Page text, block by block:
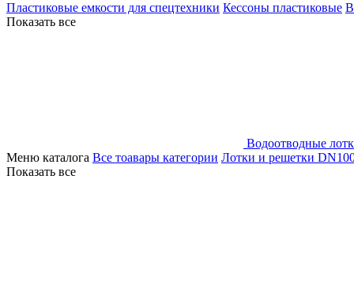
Пластиковые емкости для спецтехники Кессоны пластиковые
Показать все
Водоотводные
Меню каталога Все тоавары категории Лотки и решетки
Показать все